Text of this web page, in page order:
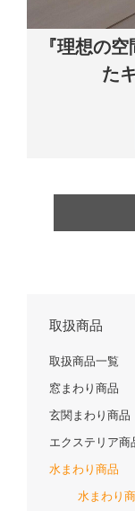
『理想の
た
取扱商品
取扱商品一覧
窓まわり商品
玄関まわり商品
エクステリア商
水まわり商品
水まわり